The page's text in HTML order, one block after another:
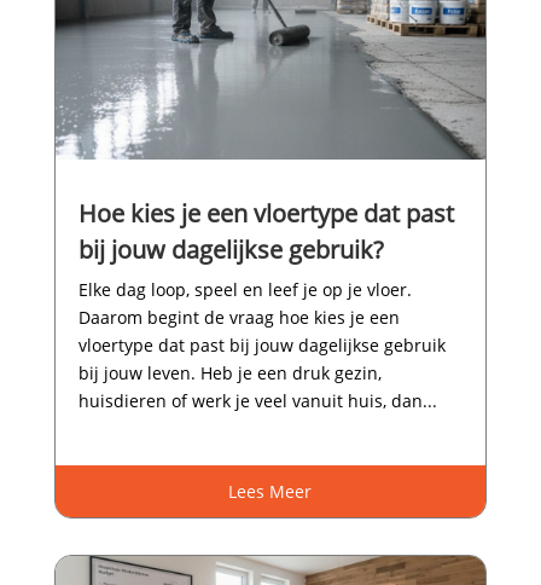
Hoe kies je een vloertype dat past
bij jouw dagelijkse gebruik?
Elke dag loop, speel en leef je op je vloer.​
Daarom begint de vraag hoe kies je een
vloertype dat past bij jouw dagelijkse gebruik
bij jouw leven.​ Heb je een druk gezin,
huisdieren of werk je veel vanuit huis, dan...
Lees Meer